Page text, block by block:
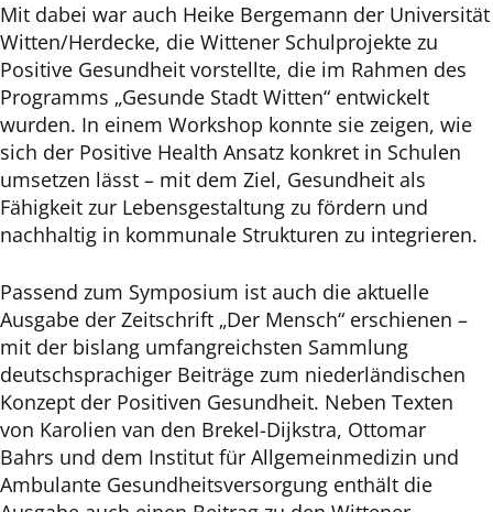
Mit dabei war auch Heike Bergemann der Universität
Witten/Herdecke, die Wittener Schulprojekte zu
Positive Gesundheit vorstellte, die im Rahmen des
Programms „Gesunde Stadt Witten“ entwickelt
wurden. In einem Workshop konnte sie zeigen, wie
sich der Positive Health Ansatz konkret in Schulen
umsetzen lässt – mit dem Ziel, Gesundheit als
Fähigkeit zur Lebensgestaltung zu fördern und
nachhaltig in kommunale Strukturen zu integrieren.
Passend zum Symposium ist auch die aktuelle
Ausgabe der Zeitschrift „Der Mensch“ erschienen –
mit der bislang umfangreichsten Sammlung
deutschsprachiger Beiträge zum niederländischen
Konzept der Positiven Gesundheit. Neben Texten
von Karolien van den Brekel-Dijkstra, Ottomar
Bahrs und dem Institut für Allgemeinmedizin und
Ambulante Gesundheitsversorgung enthält die